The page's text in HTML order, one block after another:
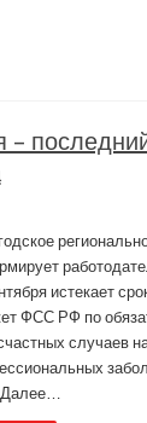
–
истекает
ФСС РФ по
случаев